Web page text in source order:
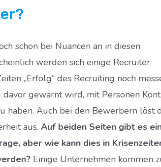
schon bei Nuancen an in diesen
werden sich einige Recruiter
„Erfolg“ des Recruiting noch
davor gewarnt wird, mit Personen
haben. Auch bei den Bewerbern löst
aus. Auf beiden Seiten gibt es
aber wie kann dies in
Einige Unternehmen kommen